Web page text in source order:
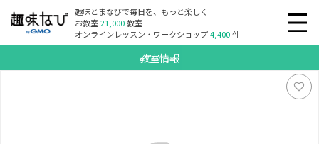
趣味とまなびで毎日を、もっと楽しく
お教室21,000教室
オンラインレッスン・ワークショップ4,400件
教室情報